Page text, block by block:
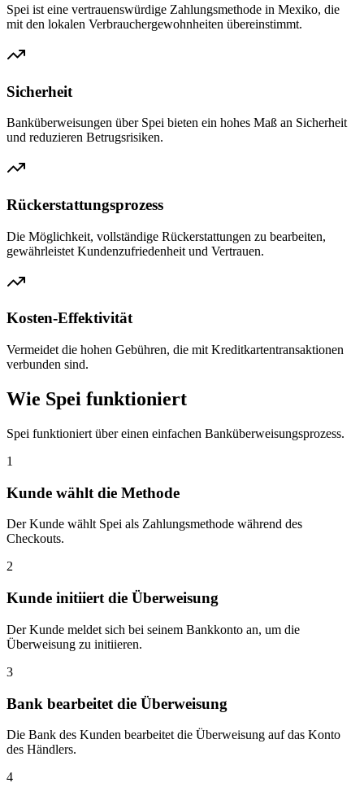
Spei ist eine vertrauenswürdige Zahlungsmethode in Mexiko, die
mit den lokalen Verbrauchergewohnheiten übereinstimmt.
Sicherheit
Banküberweisungen über Spei bieten ein hohes Maß an Sicherheit
und reduzieren Betrugsrisiken.
Rückerstattungsprozess
Die Möglichkeit, vollständige Rückerstattungen zu bearbeiten,
gewährleistet Kundenzufriedenheit und Vertrauen.
Kosten-Effektivität
Vermeidet die hohen Gebühren, die mit Kreditkartentransaktionen
verbunden sind.
Wie Spei funktioniert
Spei funktioniert über einen einfachen Banküberweisungsprozess.
1
Kunde wählt die Methode
Der Kunde wählt Spei als Zahlungsmethode während des
Checkouts.
2
Kunde initiiert die Überweisung
Der Kunde meldet sich bei seinem Bankkonto an, um die
Überweisung zu initiieren.
3
Bank bearbeitet die Überweisung
Die Bank des Kunden bearbeitet die Überweisung auf das Konto
des Händlers.
4